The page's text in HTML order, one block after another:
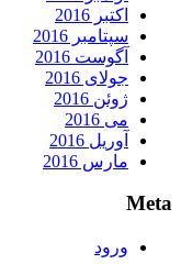
اکتبر 2016
سپتامبر 2016
آگوست 2016
جولای 2016
ژوئن 2016
می 2016
آوریل 2016
مارس 2016
Meta
ورود